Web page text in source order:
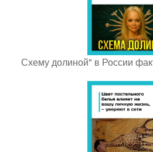
Схему долиной" в России